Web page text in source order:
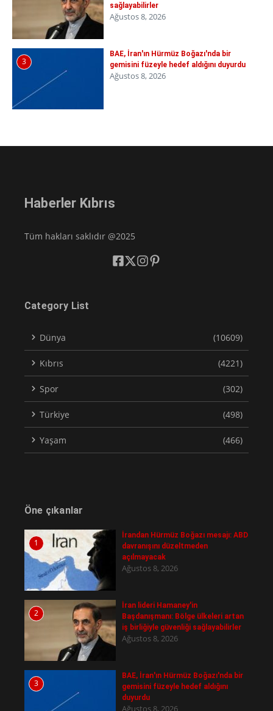
sağlayabilirler
Ağustos 8, 2026
3
BAE, İran'ın Hürmüz Boğazı'nda bir
gemisini füzeyle hedef aldığını duyurdu
Ağustos 8, 2026
Haberler Kıbrıs
Tüm hakları saklıdır @2025
Category List
Dünya (10609)
Kıbrıs (4221)
Spor (302)
Türkiye (498)
Yaşam (466)
Öne çıkanlar
1
İrandan Hürmüz Boğazı mesajı: ABD
davranışını düzeltmeden
açılmayacak
Ağustos 8, 2026
2
İran lideri Hamaney'in
Başdanışmanı: Bölge ülkeleri artan
iş birliğiyle güvenliği sağlayabilirler
Ağustos 8, 2026
3
BAE, İran'ın Hürmüz Boğazı'nda bir
gemisini füzeyle hedef aldığını
duyurdu
Ağustos 8, 2026